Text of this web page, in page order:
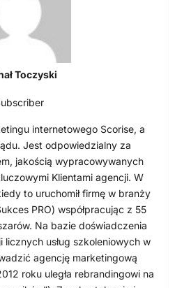
Toczyski
internetowego Scorise, a
Jest odpowiedzialny za
jakością wypracowywanych
Klientami agencji. W
to uruchomił firmę w branży
PRO) współpracując z 55
Na bazie doświadczenia
usług szkoleniowych w
agencję marketingową
roku uległa rebrandingowi na